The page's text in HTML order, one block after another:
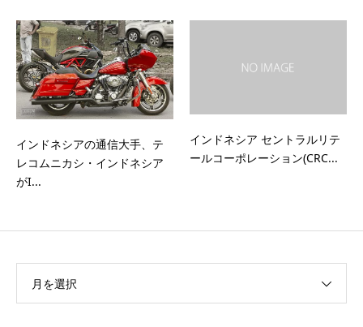
インドネシアの通信大手、テ
レコムニカシ・インドネシア
がI...
インドネシア セントラルリテ
ールコーポレーション(CRC...
月を選択